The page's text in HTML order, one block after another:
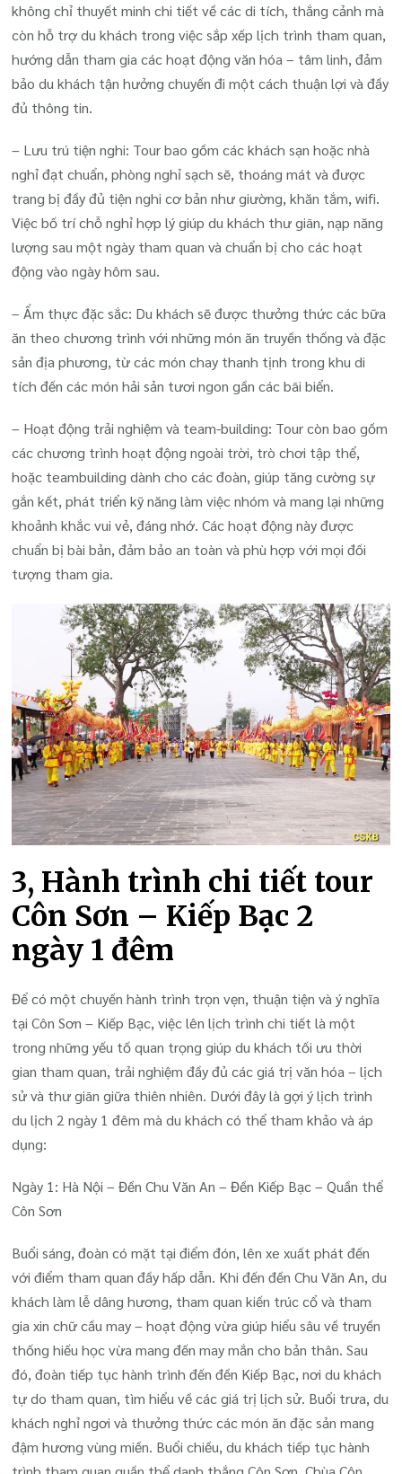
không chỉ thuyết minh chi tiết về các di tích, thắng cảnh mà
còn hỗ trợ du khách trong việc sắp xếp lịch trình tham quan,
hướng dẫn tham gia các hoạt động văn hóa – tâm linh, đảm
bảo du khách tận hưởng chuyến đi một cách thuận lợi và đầy
đủ thông tin.
– Lưu trú tiện nghi: Tour bao gồm các khách sạn hoặc nhà
nghỉ đạt chuẩn, phòng nghỉ sạch sẽ, thoáng mát và được
trang bị đầy đủ tiện nghi cơ bản như giường, khăn tắm, wifi.
Việc bố trí chỗ nghỉ hợp lý giúp du khách thư giãn, nạp năng
lượng sau một ngày tham quan và chuẩn bị cho các hoạt
động vào ngày hôm sau.
– Ẩm thực đặc sắc: Du khách sẽ được thưởng thức các bữa
ăn theo chương trình với những món ăn truyền thống và đặc
sản địa phương, từ các món chay thanh tịnh trong khu di
tích đến các món hải sản tươi ngon gần các bãi biển.
– Hoạt động trải nghiệm và team-building: Tour còn bao gồm
các chương trình hoạt động ngoài trời, trò chơi tập thể,
hoặc teambuilding dành cho các đoàn, giúp tăng cường sự
gắn kết, phát triển kỹ năng làm việc nhóm và mang lại những
khoảnh khắc vui vẻ, đáng nhớ. Các hoạt động này được
chuẩn bị bài bản, đảm bảo an toàn và phù hợp với mọi đối
tượng tham gia.
3, Hành trình chi tiết tour
Côn Sơn – Kiếp Bạc 2
ngày 1 đêm
Để có một chuyến hành trình trọn vẹn, thuận tiện và ý nghĩa
tại Côn Sơn – Kiếp Bạc, việc lên lịch trình chi tiết là một
trong những yếu tố quan trọng giúp du khách tối ưu thời
gian tham quan, trải nghiệm đầy đủ các giá trị văn hóa – lịch
sử và thư giãn giữa thiên nhiên. Dưới đây là gợi ý lịch trình
du lịch 2 ngày 1 đêm mà du khách có thể tham khảo và áp
dụng:
Ngày 1: Hà Nội – Đền Chu Văn An – Đền Kiếp Bạc – Quần thể
Côn Sơn
Buổi sáng, đoàn có mặt tại điểm đón, lên xe xuất phát đến
với điểm tham quan đầy hấp dẫn. Khi đến đền Chu Văn An, du
khách làm lễ dâng hương, tham quan kiến trúc cổ và tham
gia xin chữ cầu may – hoạt động vừa giúp hiểu sâu về truyền
thống hiếu học vừa mang đến may mắn cho bản thân. Sau
đó, đoàn tiếp tục hành trình đến đền Kiếp Bạc, nơi du khách
tự do tham quan, tìm hiểu về các giá trị lịch sử. Buổi trưa, du
khách nghỉ ngơi và thưởng thức các món ăn đặc sản mang
đậm hương vùng miền. Buổi chiều, du khách tiếp tục hành